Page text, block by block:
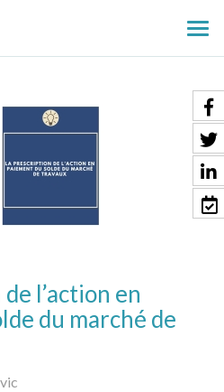
le
l’action en
du marché de